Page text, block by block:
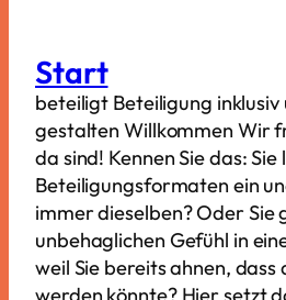
Start
beteiligt Beteiligung inklusiv
gestalten Willkommen Wir
da sind! Kennen Sie das: Sie
Beteiligungsformaten ein
immer dieselben? Oder Sie
unbehaglichen Gefühl in
weil Sie bereits ahnen, dass